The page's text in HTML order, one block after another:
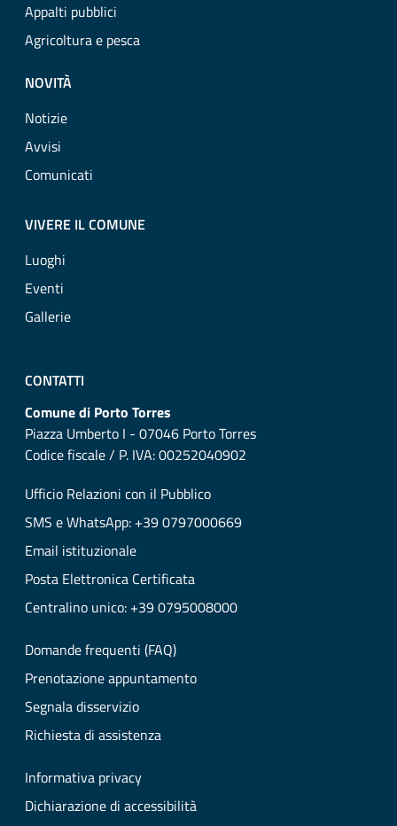
Appalti pubblici
Agricoltura e pesca
NOVITÀ
Notizie
Avvisi
Comunicati
VIVERE IL COMUNE
Luoghi
Eventi
Gallerie
CONTATTI
Comune di Porto Torres
Piazza Umberto I - 07046 Porto Torres
Codice fiscale / P. IVA: 00252040902
Ufficio Relazioni con il Pubblico
SMS e WhatsApp: +39 0797000669
Email istituzionale
Posta Elettronica Certificata
Centralino unico: +39 0795008000
Domande frequenti (FAQ)
Prenotazione appuntamento
Segnala disservizio
Richiesta di assistenza
Informativa privacy
Dichiarazione di accessibilità